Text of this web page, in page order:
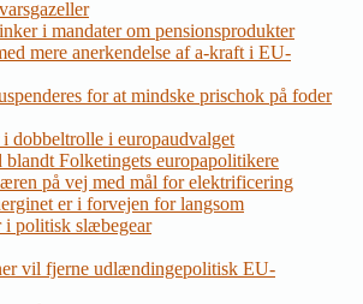
i mandater om pensionsprodukter
mere anerkendelse af a-kraft i EU-
for at mindske prischok på foder
dobbeltrolle i europaudvalget
blandt Folketingets europapolitikere
på vej med mål for elektrificering
er i forvejen for langsom
i politisk slæbegear
vil fjerne udlændingepolitisk EU-